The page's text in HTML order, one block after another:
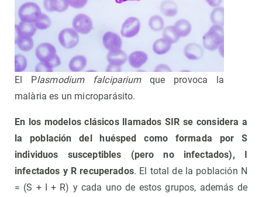
El Plasmodium falcipariumque provoca la
malària es un microparásito.
En los modelos clásicos llamados SIR se considera a
la población del huésped como formada por S
individuos susceptibles (pero no infectados), I
infectados y R recuperados. El total de la población N
= (S + I + R) y cada uno de estos grupos, además de